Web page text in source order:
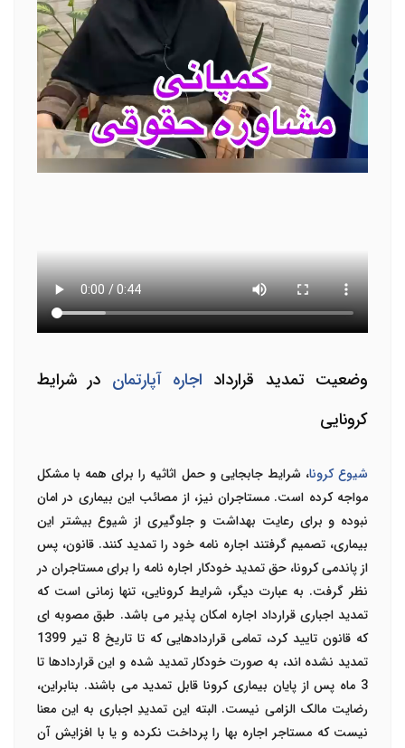
وضعیت تمدید قرارداد اجاره آپارتمان در شرایط
کرونایی
شیوع کرونا، شرایط جابجایی و حمل اثاثیه را برای همه با مشکل
مواجه کرده است. مستاجران نیز، از مصائب این بیماری در امان
نبوده و برای رعایت بهداشت و جلوگیری از شیوع بیشتر این
بیماری، تصمیم گرفتند اجاره نامه خود را تمدید کنند. قانون، پس
از پاندمی کرونا، حق تمدید خودکار اجاره نامه را برای مستاجران در
نظر گرفت. به عبارت دیگر، شرایط کرونایی، تنها زمانی است که
تمدید اجباری قرارداد اجاره امکان پذیر می باشد. طبق مصوبه ای
که قانون تایید کرد، تمامی قراردادهایی که تا تاریخ 8 تیر 1399
تمدید نشده اند، به صورت خودکار تمدید شده و این قراردادها تا
3 ماه پس از پایان بیماری کرونا قابل تمدید می باشند. بنابراین،
رضایت مالک الزامی نیست. البته این تمدیدِ اجباری به این معنا
نیست که مستاجر اجاره بها را پرداخت نکرده و یا با افزایش آن